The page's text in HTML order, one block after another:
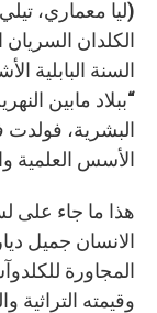
)ليا معماري،
الكلدان
السنة البابلية
“ببلاد مابين
البشرية، فولدت
الأسس العلمية
هذا ما جاء على
الانسان جميل
المجاورة
وقيمته